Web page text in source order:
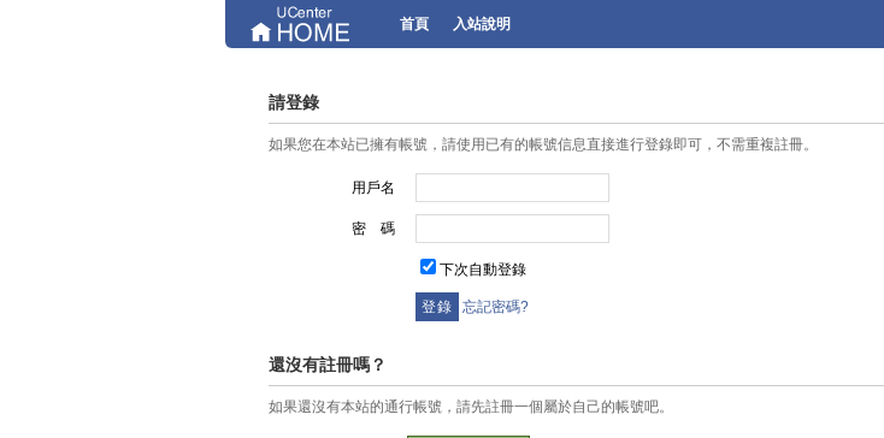
首頁 入站說明
請登錄
如果您在本站已擁有帳號，請使用已有的帳號信息直接進行登錄即可，不需重複註冊。
用戶名
密 碼
下次自動登錄
忘記密碼?
還沒有註冊嗎？
如果還沒有本站的通行帳號，請先註冊一個屬於自己的帳號吧。